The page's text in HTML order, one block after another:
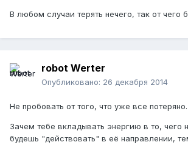
В любом случаи терять нечего, так от чего
robot Werter
Опубликовано: 26 декабря 2014
Не пробовать от того, что уже все
Зачем тебе вкладывать энергию в то, чего
будешь "действовать" в её направлении,